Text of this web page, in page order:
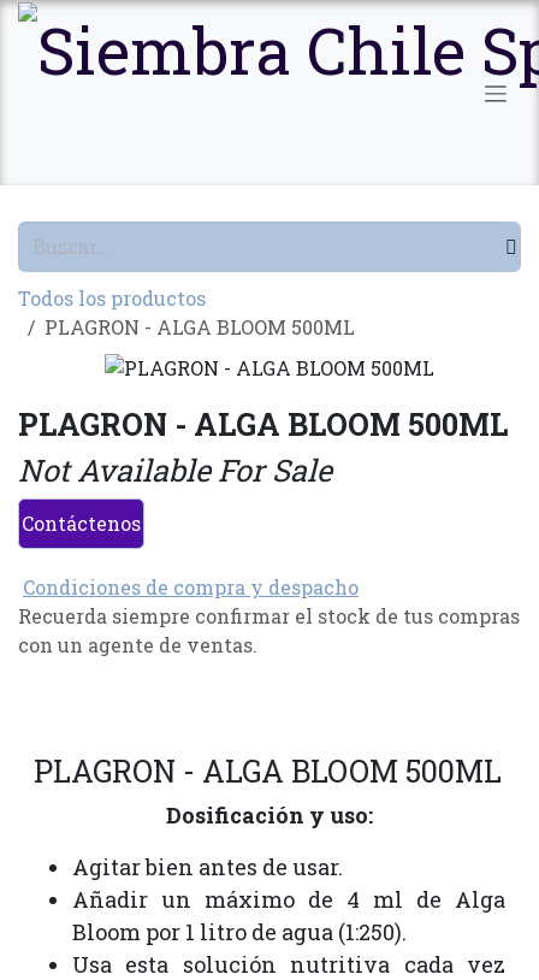
Ir al contenido
Todos los productos
PLAGRON - ALGA BLOOM 500ML
PLAGRON - ALGA BLOOM 500ML
Not Available For Sale
Contáctenos
Condiciones de compra y despacho
Recuerda siempre confirmar el stock de tus compras
con un agente de ventas.
PLAGRON - ALGA BLOOM 500ML
Dosificación y uso:
Agitar bien antes de usar.
Añadir un máximo de 4 ml de Alga
Bloom por 1 litro de agua (1:250).
Usa esta solución nutritiva cada vez